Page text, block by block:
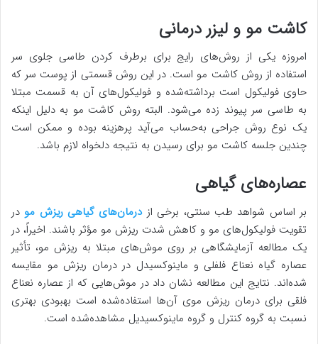
کاشت مو و لیزر درمانی
امروزه یکی از روش‌های رایج برای برطرف کردن طاسی جلوی سر
استفاده از روش کاشت مو است. در این روش قسمتی از پوست سر که
حاوی فولیکول است برداشته‌شده و فولیکول‌های آن به قسمت مبتلا
به طاسی سر پیوند زده می‌شود. البته روش کاشت مو به دلیل اینکه
یک نوع روش جراحی به‌حساب می‌آید پرهزینه بوده و ممکن است
چندین جلسه کاشت مو برای رسیدن به نتیجه دلخواه لازم باشد.
عصاره‌های گیاهی
بر اساس شواهد طب سنتی، برخی ازدرمان‌های گیاهی ریزش مو در
تقویت فولیکول‌های مو و کاهش شدت ریزش مو مؤثر باشند. اخیراً، در
یک مطالعه آزمایشگاهی بر روی موش‌های مبتلا به ریزش مو، تأثیر
عصاره گیاه نعناع فلفلی و ماینوکسیدل در درمان ریزش مو مقایسه
شده‌اند. نتایج این مطالعه نشان داد در موش‌هایی که از عصاره نعناع
فلقی برای درمان ریزش موی آن‌ها استفاده‌شده است بهبودی بهتری
نسبت به گروه کنترل و گروه ماینوکسیدیل مشاهده‌شده است.